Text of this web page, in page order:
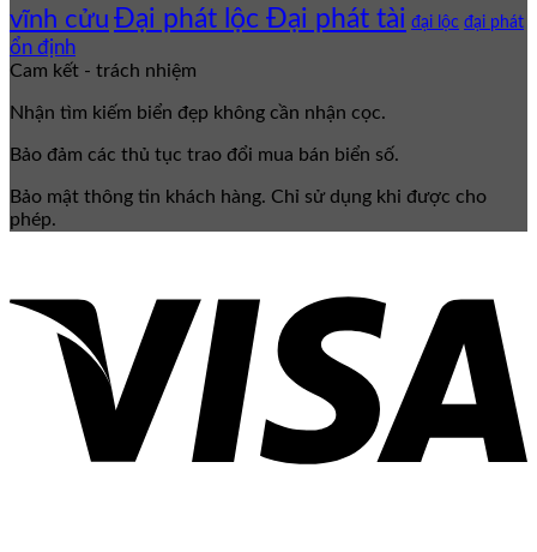
vĩnh cửu Đại phát lộc Đại phát tài đại lộc đại phát
ổn định
Cam kết - trách nhiệm
Nhận tìm kiếm biển đẹp không cần nhận cọc.
Bảo đảm các thủ tục trao đổi mua bán biển số.
Bảo mật thông tin khách hàng. Chỉ sử dụng khi được cho
phép.